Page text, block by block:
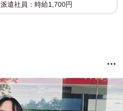
派遣社員：時給1,700円